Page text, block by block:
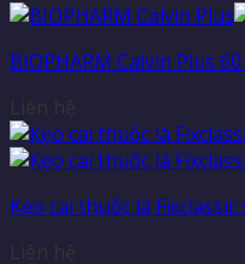
BIOPHARM Calvin Plus
Kẹo cai thuốc lá